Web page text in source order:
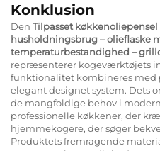
Konklusion
Den Tilpasset
husholdningsbrug – olieflaske
temperaturbestandighed –
repræsenterer kogeværktøjets
funktionalitet kombineres med
elegant designet system. Dets
de mangfoldige behov i
professionelle køkkener, der
hjemmekogere, der søger
Produktets fremragende